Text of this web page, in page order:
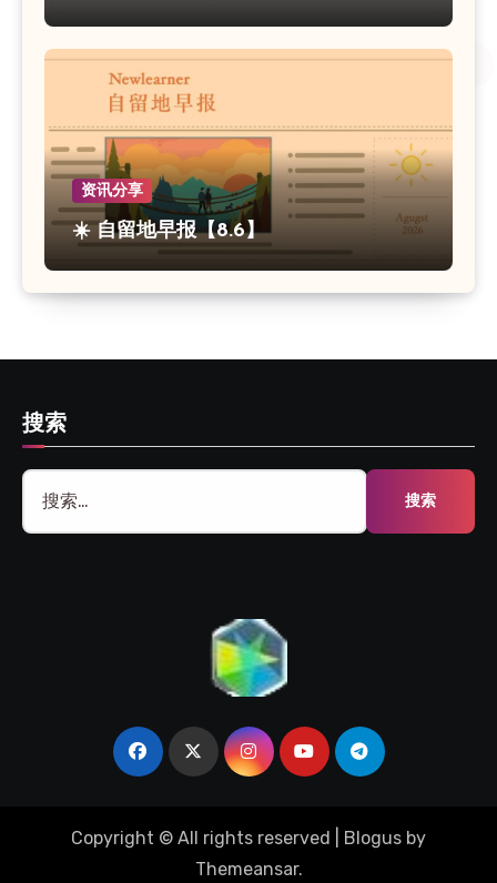
资讯分享
☀️ 自留地早报【8.6】
搜索
搜
索：
Copyright © All rights reserved Blogus by
Themeansar.